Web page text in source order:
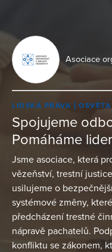
Asociace
LIDSKÁ PRÁVA
Spojujeme
Pomáháme
Jsme asociace, která
vězeňství, trestní
usilujeme o
systémové změny,
předcházení trestné
nápravě pachatelů.
konfliktu se zákonem,